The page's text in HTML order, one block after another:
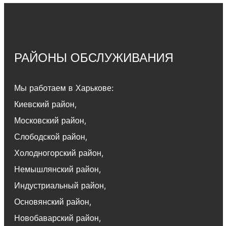
РАЙОНЫ ОБСЛУЖИВАНИЯ
Мы работаем в Харькове:
Киевский район,
Московский район,
Слободской район,
Холодногорский район,
Немышлянский район,
Индустриальный район,
Основянский район,
Новобаварский район,